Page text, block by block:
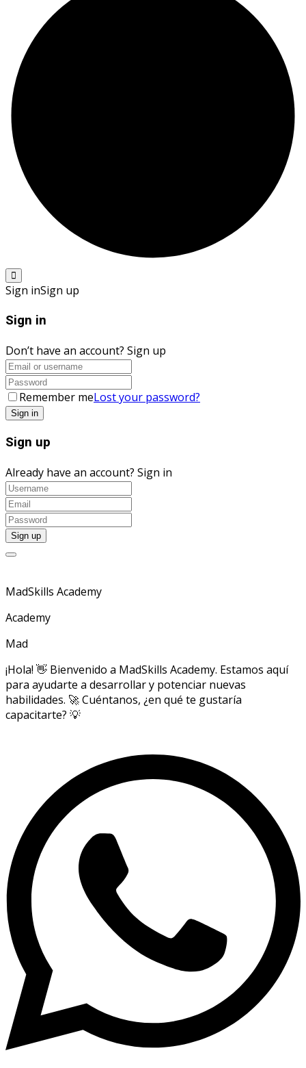
Sign inSign up
Sign in
Don’t have an account? Sign up
Remember meLost your password?
Sign up
Already have an account? Sign in
MadSkills Academy
Academy
Mad
¡Hola! 👋 Bienvenido a MadSkills Academy. Estamos aquí
para ayudarte a desarrollar y potenciar nuevas
habilidades. 🚀 Cuéntanos, ¿en qué te gustaría
capacitarte? 💡